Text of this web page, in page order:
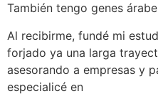
También tengo genes
Al recibirme, fundé mi
forjado ya una larga
asesorando a empresas y
especialicé en